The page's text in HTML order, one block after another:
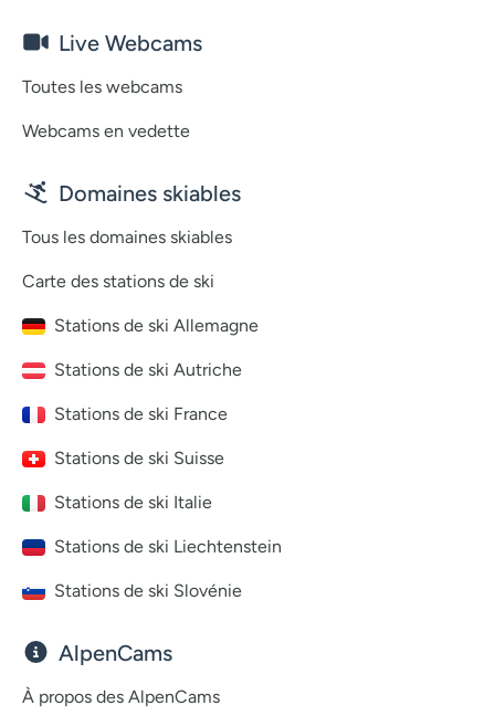
Live Webcams
Toutes les webcams
Webcams en vedette
Domaines skiables
Tous les domaines skiables
Carte des stations de ski
Stations de ski Allemagne
Stations de ski Autriche
Stations de ski France
Stations de ski Suisse
Stations de ski Italie
Stations de ski Liechtenstein
Stations de ski Slovénie
AlpenCams
À propos des AlpenCams